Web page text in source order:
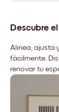
Descubre
Alinea, ajusta
fácilmente.
renovar tu